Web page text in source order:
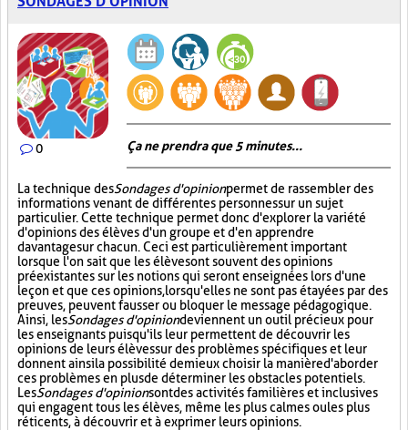
0 Ça ne prendra que 5 minutes...
La technique desSondages d'opinionpermet de rassembler des
informations venant de différentes personnes sur un sujet
particulier. Cette technique permet donc d'explorer la variété
d'opinions des élèves d'un groupe et d'en apprendre
davantage sur chacun. Ceci est particulièrement important
lorsque l'on sait que les élèves ont souvent des opinions
préexistantes sur les notions qui seront enseignées lors d'une
leçon et que ces opinions, lorsqu'elles ne sont pas étayées par des
preuves, peuvent fausser ou bloquer le message pédagogique.
Ainsi, lesSondages d'opiniondeviennent un outil précieux pour
les enseignants puisqu'ils leur permettent de découvrir les
opinions de leurs élèves sur des problèmes spécifiques et leur
donnent ainsi la possibilité de mieux choisir la manière d'aborder
ces problèmes en plus de déterminer les obstacles potentiels.
LesSondages d'opinionsont des activités familières et inclusives
qui engagent tous les élèves, même les plus calmes ou les plus
réticents, à découvrir et à exprimer leurs opinions.